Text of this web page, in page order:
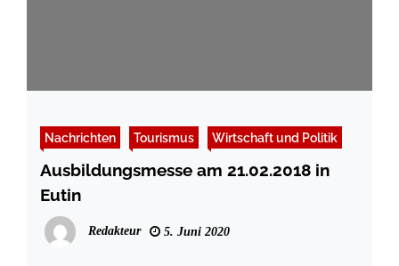
Nachrichten Tourismus Wirtschaft und Politik
Ausbildungsmesse am 21.02.2018 in
Eutin
Redakteur 5. Juni 2020